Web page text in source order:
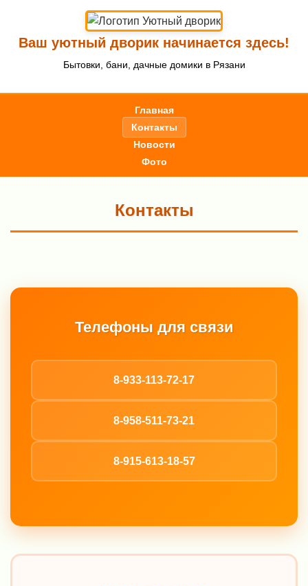
Ваш уютный дворик начинается здесь!
Бытовки, бани, дачные домики в Рязани
Главная
Контакты
Новости
Фото
Контакты
Телефоны для связи
8-933-113-72-17
8-958-511-73-21
8-915-613-18-57